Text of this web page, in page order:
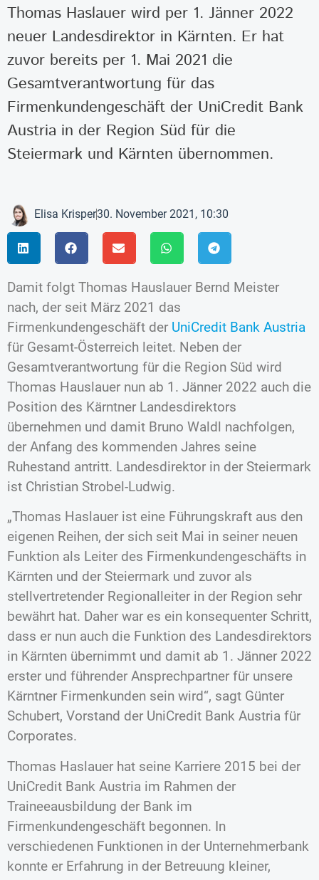
Thomas Haslauer wird per 1. Jänner 2022
neuer Landesdirektor in Kärnten. Er hat
zuvor bereits per 1. Mai 2021 die
Gesamtverantwortung für das
Firmenkundengeschäft der UniCredit Bank
Austria in der Region Süd für die
Steiermark und Kärnten übernommen.
Elisa Krisper30. November 2021, 10:30
Damit folgt Thomas Hauslauer Bernd Meister
nach, der seit März 2021 das
Firmenkundengeschäft der UniCredit Bank Austria
für Gesamt-Österreich leitet. Neben der
Gesamtverantwortung für die Region Süd wird
Thomas Hauslauer nun ab 1. Jänner 2022 auch die
Position des Kärntner Landesdirektors
übernehmen und damit Bruno Waldl nachfolgen,
der Anfang des kommenden Jahres seine
Ruhestand antritt. Landesdirektor in der Steiermark
ist Christian Strobel-Ludwig.
„Thomas Haslauer ist eine Führungskraft aus den
eigenen Reihen, der sich seit Mai in seiner neuen
Funktion als Leiter des Firmenkundengeschäfts in
Kärnten und der Steiermark und zuvor als
stellvertretender Regionalleiter in der Region sehr
bewährt hat. Daher war es ein konsequenter Schritt,
dass er nun auch die Funktion des Landesdirektors
in Kärnten übernimmt und damit ab 1. Jänner 2022
erster und führender Ansprechpartner für unsere
Kärntner Firmenkunden sein wird“, sagt Günter
Schubert, Vorstand der UniCredit Bank Austria für
Corporates.
Thomas Haslauer hat seine Karriere 2015 bei der
UniCredit Bank Austria im Rahmen der
Traineeausbildung der Bank im
Firmenkundengeschäft begonnen. In
verschiedenen Funktionen in der Unternehmerbank
konnte er Erfahrung in der Betreuung kleiner,